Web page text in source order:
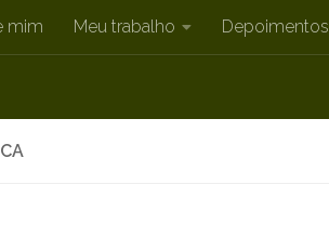
mim Meu trabalho Depoimentos